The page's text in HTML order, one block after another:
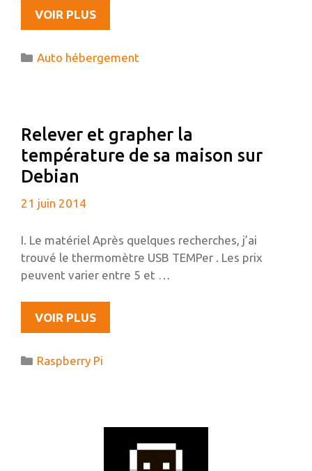
VOIR PLUSAUTO-
HÉBERGEMENT
DÉNI
–
XMLRPC),
ET
D’ENQUÊTE…
Catégories
Auto hébergement
Relever et grapher la
température de sa maison sur
Debian
21 juin 2014
I. Le matériel Après quelques recherches, j’ai
trouvé le thermomètre USB TEMPer . Les prix
peuvent varier entre 5 et …
VOIR PLUSRELEVER
ET
LA
Catégories
Raspberry Pi